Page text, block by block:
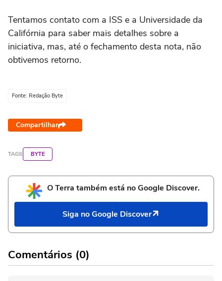
Tentamos contato com a ISS e a Universidade da
Califórnia para saber mais detalhes sobre a
iniciativa, mas, até o fechamento desta nota, não
obtivemos retorno.
Fonte: Redação Byte
Compartilhar
TAGS BYTE
O Terra também está no Google Discover.
Siga no Google Discover
Comentários (0)